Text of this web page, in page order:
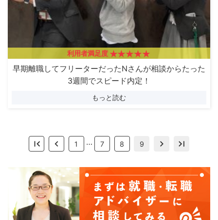
利用者満足度
早期離職してフリーターだったNさんが相談からたった
3週間でスピード内定！
もっと読む
1 … 7 8 9